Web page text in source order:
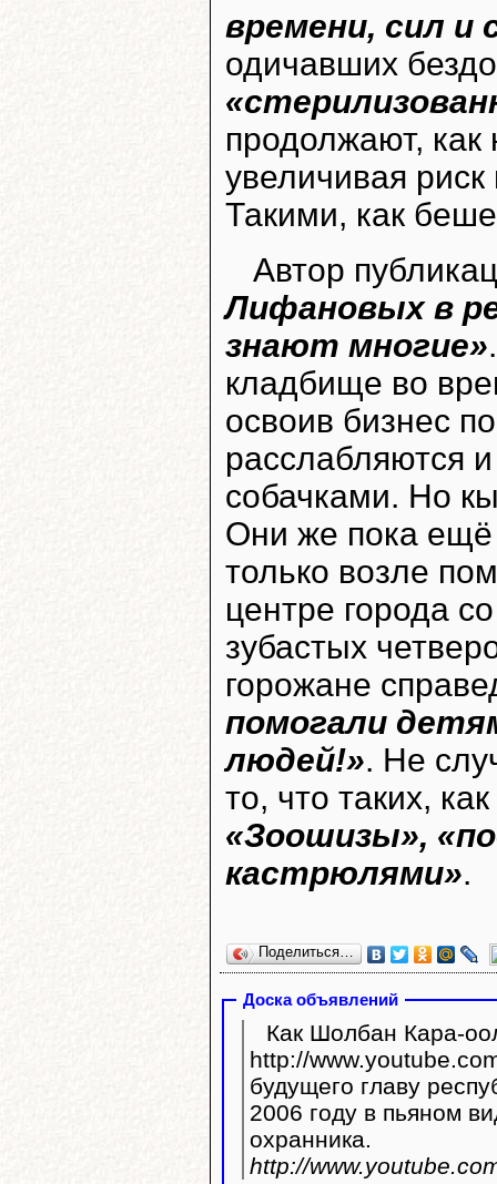
времени, сил и
одичавших
продолжают,
увеличивая
Такими, как
Автор
Лифановых в
знают многие»
кладбище во
освоив бизнес
расслабляются
собачками. Но
Они же пока
только возле
центре города
зубастых
горожане
помогали
людей!». Не
то, что таких,
«Зоошизы»,
кастрюлями».
Поделиться…
Доска объявлений
Как Шолбан Кара-
http://www.youtube.com/
будущего главу
2006 году в пьяном
охранника.
http://